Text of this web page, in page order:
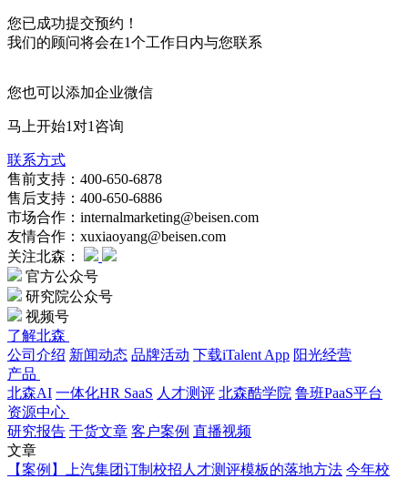
您已成功提交预约！
我们的顾问将会在1个工作日内与您联系
您也可以添加企业微信
马上开始1对1咨询
联系方式
售前支持：400-650-6878
售后支持：400-650-6886
市场合作：internalmarketing@beisen.com
友情合作：xuxiaoyang@beisen.com
关注北森：
官方公众号
研究院公众号
视频号
了解北森
公司介绍 新闻动态 品牌活动 下载iTalent App 阳光经营
产品
北森AI 一体化HR SaaS 人才测评 北森酷学院 鲁班PaaS平台
资源中心
研究报告 干货文章 客户案例 直播视频
文章
【案例】上汽集团订制校招人才测评模板的落地方法 今年校